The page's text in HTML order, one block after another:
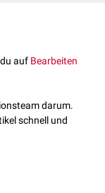
(3,5-T2), 3'-T1
entstehen. Die genaue
auf Bearbeiten
darum.
schnell und